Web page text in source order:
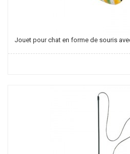
Jouet pour chat en forme de souris